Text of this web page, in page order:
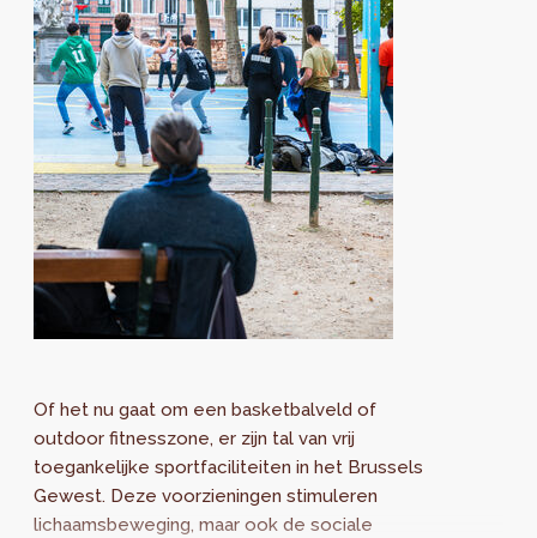
Of het nu gaat om een basketbalveld of
outdoor fitnesszone, er zijn tal van vrij
toegankelijke sportfaciliteiten in het Brussels
Gewest. Deze voorzieningen stimuleren
lichaamsbeweging, maar ook de sociale